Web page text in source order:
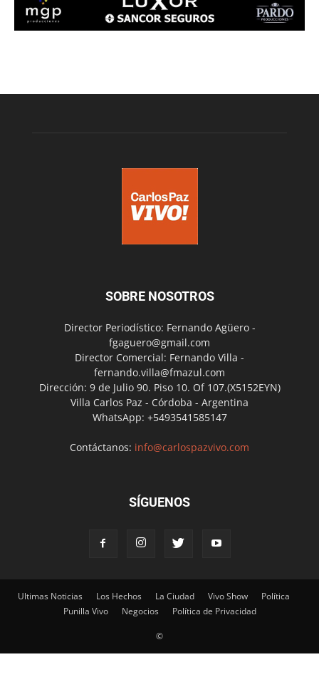
SOBRE NOSOTROS
Director Periodístico: Fernando Agüero -
fgaguero@gmail.com
Director Comercial: Fernando Villa -
fernando.villa@fmazul.com
Dirección: 9 de Julio 90. Piso 10. Of 107.(X5152EYN)
Villa Carlos Paz - Córdoba - Argentina
WhatsApp: +5493541585147
Contáctanos: info@carlospazvivo.com
SÍGUENOS
Ultimas Noticias Los Hechos La Ciudad Vivo Show
Política
Punilla Vivo
Negocios Política de Privacidad
©